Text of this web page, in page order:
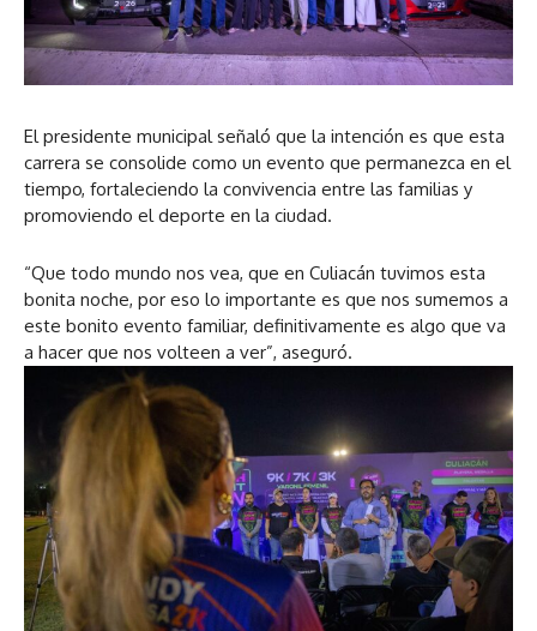
El presidente municipal señaló que la intención es que esta
carrera se consolide como un evento que permanezca en el
tiempo, fortaleciendo la convivencia entre las familias y
promoviendo el deporte en la ciudad.
“Que todo mundo nos vea, que en Culiacán tuvimos esta
bonita noche, por eso lo importante es que nos sumemos a
este bonito evento familiar, definitivamente es algo que va
a hacer que nos volteen a ver”, aseguró.